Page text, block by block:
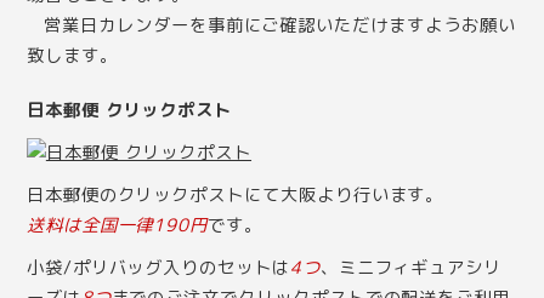
営業日カレンダーを事前にご確認いただけますようお願い
致します。
日本郵便 クリックポスト
日本郵便のクリックポストにて大阪より行います。
送料は全国一律190円です。
小袋/ポリバッグ入りのセットは4つ、ミニフィギュアシリ